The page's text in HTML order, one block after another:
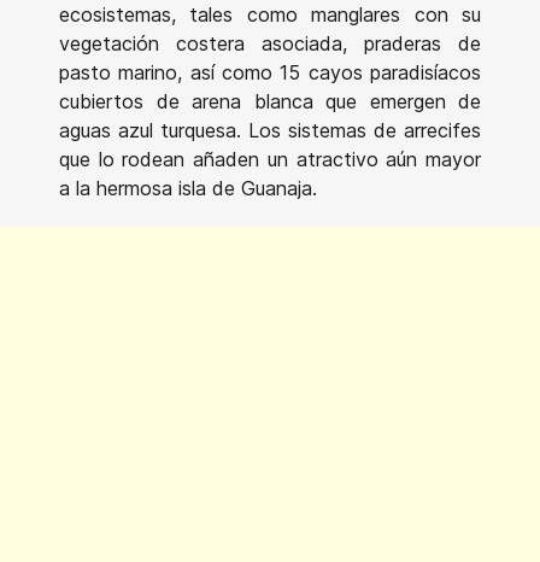
ecosistemas, tales como manglares con su
vegetación costera asociada, praderas de
pasto marino, así como 15 cayos paradisíacos
cubiertos de arena blanca que emergen de
aguas azul turquesa. Los sistemas de arrecifes
que lo rodean añaden un atractivo aún mayor
a la hermosa isla de Guanaja.